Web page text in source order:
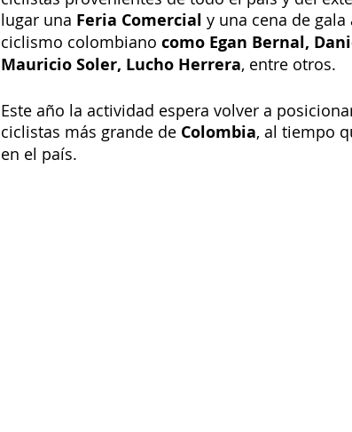
lugar una Feria Comercial y una cena de
ciclismo colombiano como Egan Bernal,
Mauricio Soler, Lucho Herrera, entre otros.
Este año la actividad espera volver a
ciclistas más grande de Colombia, al tiempo
en el país.